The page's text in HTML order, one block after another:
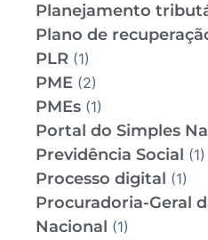
Planejamento
Plano de
PLR (1)
PME (2)
PMEs (1)
Portal do Simples
Previdência Social (1)
Processo digital (1)
Procuradoria-Geral
Nacional (1)